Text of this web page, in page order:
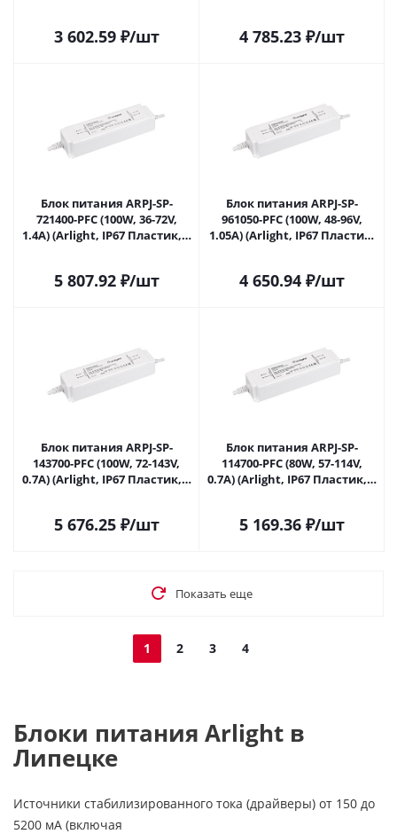
3 602.59₽/шт 4 785.23₽/шт
Блок питания ARPJ-SP-
721400-PFC (100W, 36-72V,
1.4A) (Arlight, IP67 Пластик, 5
5 807.92₽/шт
Блок питания ARPJ-SP-
961050-PFC (100W, 48-96V,
1.05A) (Arlight, IP67 Пластик,
4 650.94₽/шт
Блок питания ARPJ-SP-
143700-PFC (100W, 72-143V,
0.7A) (Arlight, IP67 Пластик, 5
5 676.25₽/шт
Блок питания ARPJ-SP-
114700-PFC (80W, 57-114V,
0.7A) (Arlight, IP67 Пластик, 5
5 169.36₽/шт
Показать еще
1 2 3 4
Блоки питания Arlight в
Липецке
Источники стабилизированного тока (драйверы) от 150 до
5200 мA (включая